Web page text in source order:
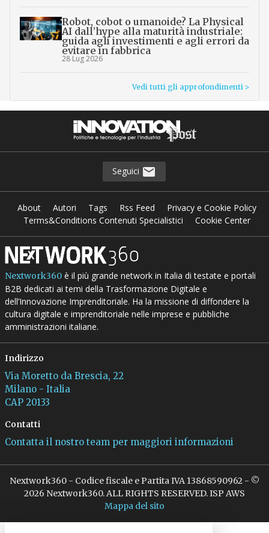
Robot, cobot o umanoide? La Physical
AI dall’hype alla maturità industriale:
guida agli investimenti e agli errori da
evitare in fabbrica
28 Lug 2026
Vedi tutti gli approfondimenti >
Seguici
About Autori Tags Rss Feed
Privacy e Cookie Policy
Terms&Conditions Contenuti Specialistici
Cookie Center
Nextwork360è il più grande network in Italia di testate e portali
B2B dedicati ai temi della Trasformazione Digitale e
dell’Innovazione Imprenditoriale. Ha la missione di diffondere la
cultura digitale e imprenditoriale nelle imprese e pubbliche
amministrazioni italiane.
Indirizzo
Via Moretto da Brescia, 22
Milano - Italia
CAP 20133
Contatti
Contatta il nostro team per maggiori informazioni
Nextwork360 - Codice fiscale e Partita IVA 13868590962 - ©
2026 Nextwork360. ALL RIGHTS RESERVED. ISP AWS
Mappa del sito